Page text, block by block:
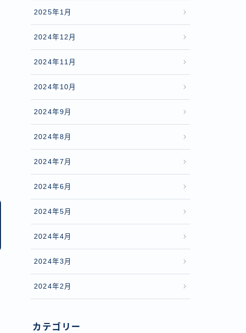
2025年1月
2024年12月
2024年11月
2024年10月
2024年9月
2024年8月
2024年7月
2024年6月
2024年5月
2024年4月
2024年3月
2024年2月
カテゴリー